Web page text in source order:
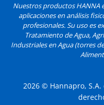
Nuestros productos HANNA
aplicaciones en análisis
profesionales. Su uso es
Tratamiento de Agua,
Industriales en Agua (torres
2026 © Hannapro, S.A.